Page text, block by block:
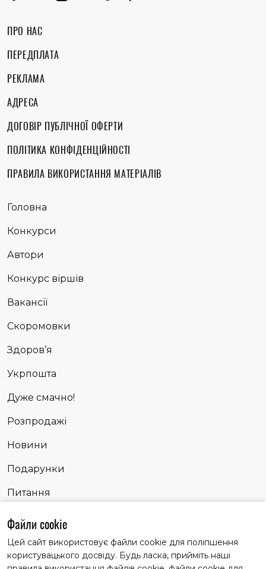
ПРО НАС
ПЕРЕДПЛАТА
РЕКЛАМА
АДРЕСА
ДОГОВІР ПУБЛІЧНОЇ ОФЕРТИ
ПОЛІТИКА КОНФІДЕНЦІЙНОСТІ
ПРАВИЛА ВИКОРИСТАННЯ МАТЕРІАЛІВ
Головна
Конкурси
Автори
Конкурс віршів
Вакансії
Скоромовки
Здоров’я
Укрпошта
Дуже смачно!
Розпродажі
Новини
Подарунки
Питання
Сповідь
Матеріали із заголовком "Партнерські історії" публікуємо
Файли cookie
Цей сайт використовує файли cookie для поліпшення
користувацького досвіду. Будь ласка, прийміть наші